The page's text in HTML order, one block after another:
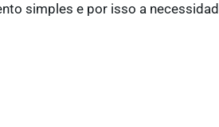
simples e por isso a